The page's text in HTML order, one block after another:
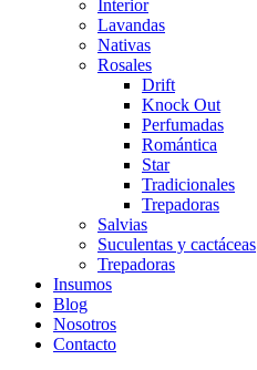
Interior
Lavandas
Nativas
Rosales
Drift
Knock Out
Perfumadas
Romántica
Star
Tradicionales
Trepadoras
Salvias
Suculentas y cactáceas
Trepadoras
Insumos
Blog
Nosotros
Contacto